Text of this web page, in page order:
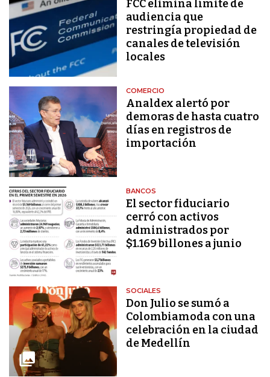
FCC elimina límite de
audiencia que
restringía propiedad de
canales de televisión
locales
COMERCIO
Analdex alertó por
demoras de hasta cuatro
días en registros de
importación
BANCOS
El sector fiduciario
cerró con activos
administrados por
$1.169 billones a junio
SOCIALES
Don Julio se sumó a
Colombiamoda con una
celebración en la ciudad
de Medellín